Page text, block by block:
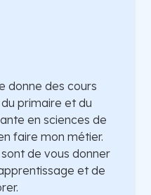
donne des cours
primaire et du
en sciences de
faire mon métier.
de vous donner
et de